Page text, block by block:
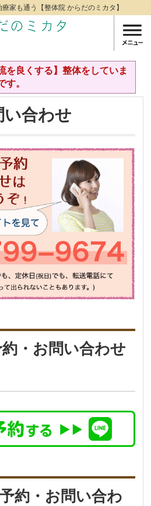
家も通う【整体院 からだのミカタ】
を良くする】整体をしていま
す。
い合わせ
・お問い合わせ
約・お問い合わ